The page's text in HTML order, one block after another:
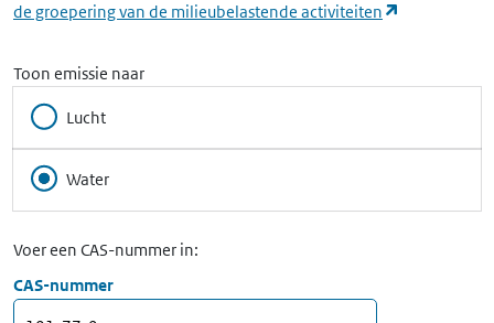
de groepering van de milieubelastende activiteiten
Toon emissie naar
Lucht
Water
Voer een CAS-nummer in:
CAS-nummer